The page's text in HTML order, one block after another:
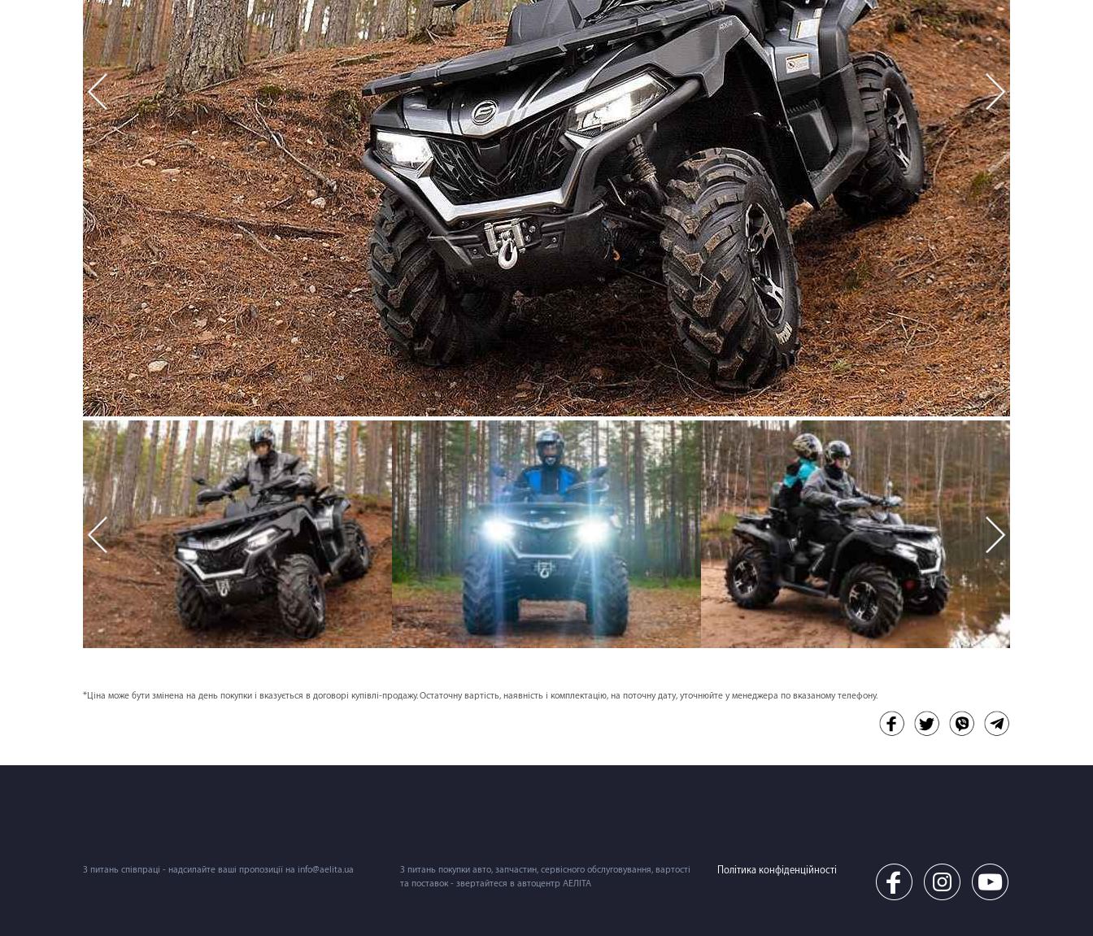
*Ціна може бути змінена на день покупки і вказується в договорі купівлі-продажу. Остаточну вартість, наявність і комплектацію, на поточну дату, уточнюйте у менеджера по вказаному телефону.
З питань співпраці - надсилайте ваші пропозиції на info@aelita.ua
З питань покупки авто, запчастин, сервісного обслуговування, вартості
та поставок - звертайтеся в автоцентр АЕЛІТА
Політика конфіденційності